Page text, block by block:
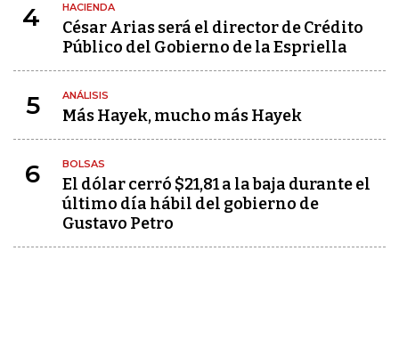
4 HACIENDA
César Arias será el director de Crédito
Público del Gobierno de la Espriella
5 ANÁLISIS
Más Hayek, mucho más Hayek
6 BOLSAS
El dólar cerró $21,81 a la baja durante el
último día hábil del gobierno de
Gustavo Petro